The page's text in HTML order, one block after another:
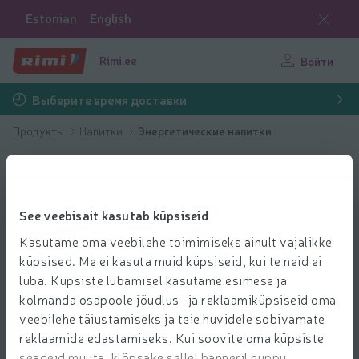
See veebisait kasutab küpsiseid
Kasutame oma veebilehe toimimiseks ainult vajalikke
küpsised. Me ei kasuta muid küpsiseid, kui te neid ei
luba. Küpsiste lubamisel kasutame esimese ja
kolmanda osapoole jõudlus- ja reklaamiküpsiseid oma
veebilehe täiustamiseks ja teie huvidele sobivamate
reklaamide edastamiseks. Kui soovite oma küpsiste
Estonian English
Rimi.ee Войти
Выберите время доставки
Продукты Напитки Энергетические напитки